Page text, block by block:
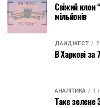
Свіжий клон
мільйонів
ДАЙДЖЕСТ
В Харкові за
АНАЛІТИКА 1
Таке зелене